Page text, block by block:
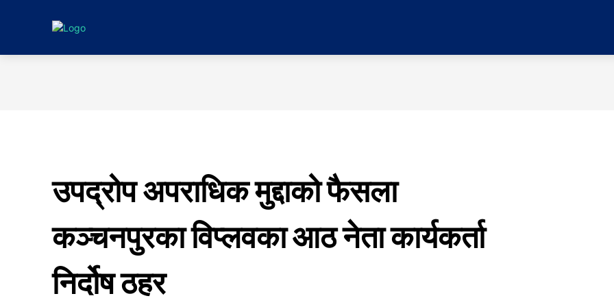
उपद्रोप अपराधिक मुद्दाको फैसला
कञ्चनपुरका विप्लवका आठ नेता कार्यकर्ता
निर्दोष ठहर